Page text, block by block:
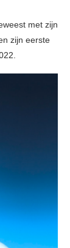
met zijn
zijn eerste